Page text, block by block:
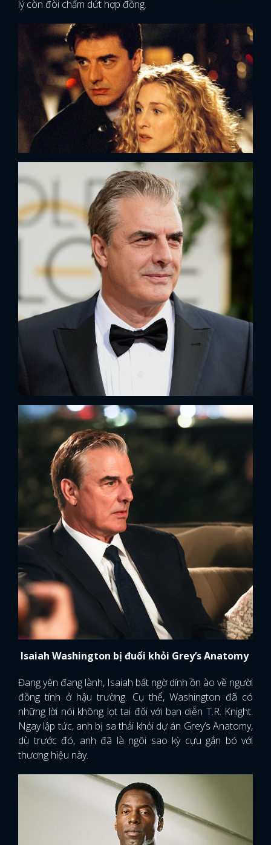
x
ĐĂNG NHẬP
lý còn đòi chấm dứt hợp đồng.
Isaiah Washington bị đuổi khỏi Grey’s Anatomy
Đang yên đang lành, Isaiah bất ngờ dính ồn ào về người
đồng tính ở hậu trường. Cụ thể, Washington đã có
những lời nói không lọt tai đối với bạn diễn T.R. Knight.
Ngay lập tức, anh bị sa thải khỏi dự án Grey’s Anatomy,
dù trước đó, anh đã là ngôi sao kỳ cựu gắn bó với
thương hiệu này.